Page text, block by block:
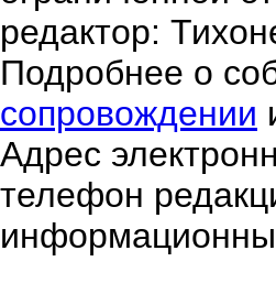
редактор:
Подробнее о
сопровождении
Адрес
телефон